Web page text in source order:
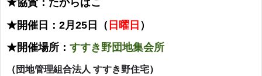
★開催日：2月25日（ 日曜日 ）
★開催場所： すすき野団地集会所
（ 団地管理組合法人 すすき野住宅）